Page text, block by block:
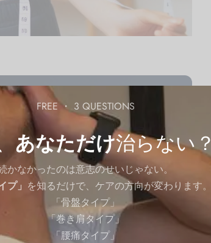
FREE ・ 3 QUESTIONS
あなただけ治らない？
かなかったのは意志のせいじゃない。
プ」 を知るだけで、ケアの方向が変わります。
「骨盤タイプ」
「巻き肩タイプ」
「腰痛タイプ」
セルフケア動
LINE で相談する
月1回無料 ・ 友達追加で今すぐ
何でしょうか？体重は健康状態や生活の
れすぎるのも問題です。本記事では、
能な体型維持の方法をお伝えします。
方には特におすすめの記事です。